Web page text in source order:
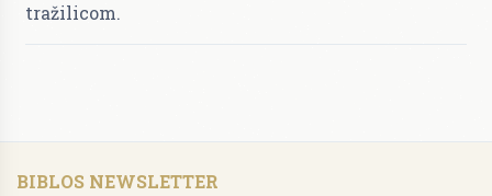
tražilicom.
BIBLOS NEWSLETTER